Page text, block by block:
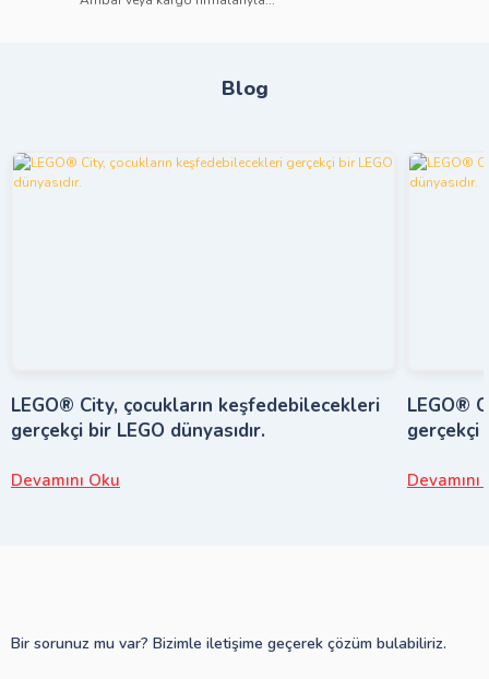
Blog
LEGO® City, çocukların keşfedebilecekleri
gerçekçi bir LEGO dünyasıdır.
Devamını Oku
LEGO®
gerçekçi
Devamını
Bir sorunuz mu var? Bizimle iletişime geçerek çözüm bulabiliriz.